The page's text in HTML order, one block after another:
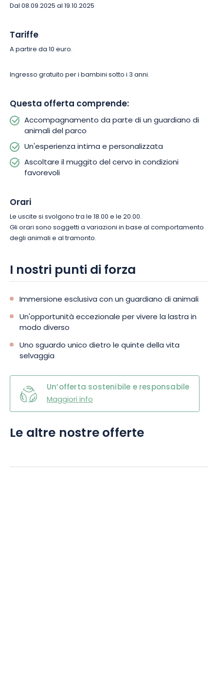
Dal 08.09.2025 al 19.10.2025
Tariffe
A partire da 10 euro.
Ingresso gratuito per i bambini sotto i 3 anni.
Questa offerta comprende:
Accompagnamento da parte di un guardiano di
animali del parco
Un'esperienza intima e personalizzata
Ascoltare il muggito del cervo in condizioni
favorevoli
Orari
Le uscite si svolgono tra le 18.00 e le 20.00.
Gli orari sono soggetti a variazioni in base al comportamento
degli animali e al tramonto.
I nostri punti di forza
Immersione esclusiva con un guardiano di animali
Un'opportunità eccezionale per vivere la lastra in
modo diverso
Uno sguardo unico dietro le quinte della vita
selvaggia
Un’offerta sostenibile e responsabile
Maggiori info
Le altre nostre offerte